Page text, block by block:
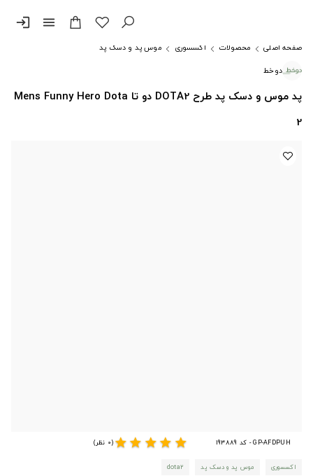
menu
login
صفحه اصلی محصولات اکسسوری
موس پد و دسک پد
دوخط
پد موس و دسک پد طرح DOTA2 دو تا Mens Funny Hero Dota
2
GP-AFDPUH - کد 193889 star
star
star
star
star(0 نظر)
اکسسوری موس پد و دسک پد dota2